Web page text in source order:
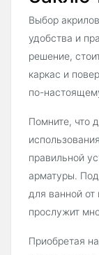
Выбор
удобства и
решение,
каркас и
по-
Помните, что
правильной
арматуры.
для ванной
прослужит
Приобретая